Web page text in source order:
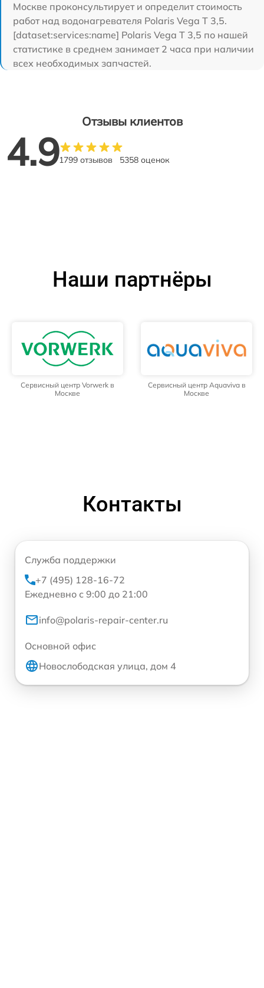
Москве проконсультирует и определит стоимость
работ над водонагревателя Polaris Vega T 3,5.
[dataset:services:name] Polaris Vega T 3,5 по нашей
статистике в среднем занимает 2 часа при наличии
всех необходимых запчастей.
Отзывы клиентов
4.91799 отзывов 5358 оценок
Наши партнёры
Сервисный центр Vorwerk в
Москве
Сервисный центр Aquaviva в
Москве
Контакты
Служба поддержки
+7 (495) 128-16-72
Ежедневно с 9:00 до 21:00
info@polaris-repair-center.ru
Основной офис
Новослободская улица, дом 4